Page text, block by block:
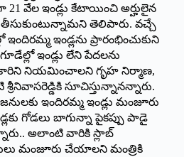
వేల ఇండ్లు కేటాయించి అర్హులైన
తీసుకుంటున్నామని తెలిపారు. వచ్చే
ఇండ్లను ప్రారంభించుకుని
ఇండ్లు లేని పేదలను
అధికారిని నియమించాలని గృహ నిర్మాణ,
సూచిస్తున్నానన్నారు.
ఇందిరమ్మ ఇండ్లు మంజూరు
గోడలు బాగున్నా పైకప్పు పాడై
అలాంటి వారికి స్లాబ్
మంజూరు చేయాలని మంత్రికి